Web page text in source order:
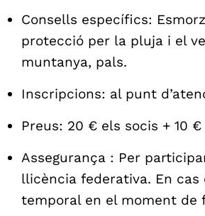
Consells específics:
protecció per la pluja i el
muntanya, pals.
Inscripcions: al punt
Preus: 20 € els socis + 10
Assegurança : Per
llicència federativa. En
temporal en el moment de